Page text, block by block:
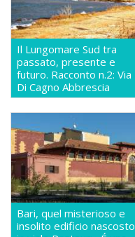
Il Lungomare Sud tra
passato, presente e
futuro. Racconto n.2: Via
Di Cagno Abbrescia
Bari, quel misterioso e
insolito edificio nascosto